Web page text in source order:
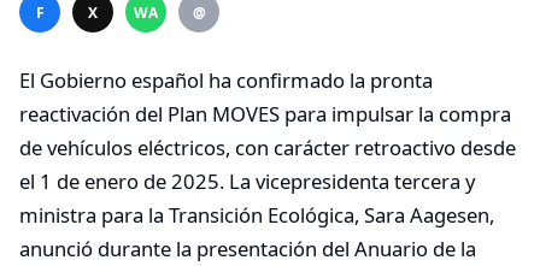
F X WA @
El Gobierno español ha confirmado la pronta
reactivación del Plan MOVES para impulsar la compra
de vehículos eléctricos, con carácter retroactivo desde
el 1 de enero de 2025. La vicepresidenta tercera y
ministra para la Transición Ecológica, Sara Aagesen,
anunció durante la presentación del Anuario de la